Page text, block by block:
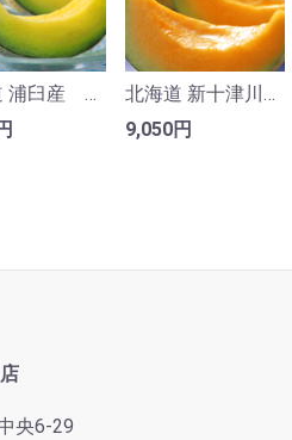
北海道 浦臼産 キングメルティー 2玉入り
北海道 新十津川産 ノースランドレッド 5、６玉入り
9,050円
央6-29